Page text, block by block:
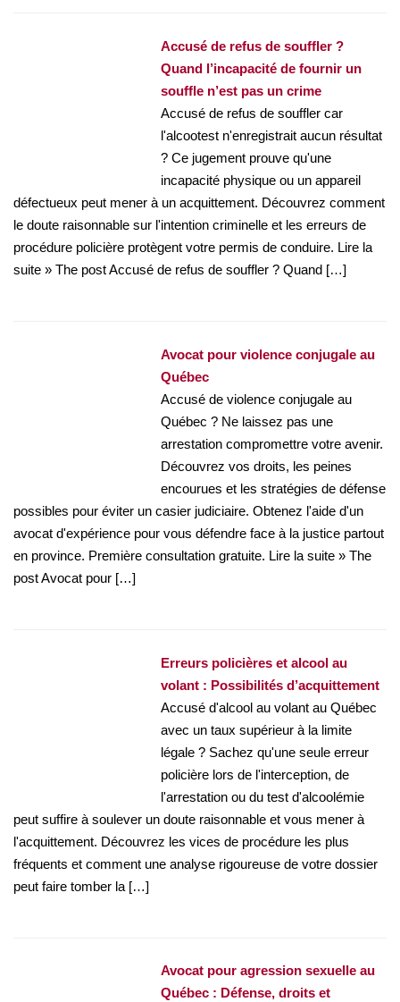
Accusé de refus de souffler ?
Quand l’incapacité de fournir un
souffle n’est pas un crime
Accusé de refus de souffler car
l'alcootest n'enregistrait aucun résultat
? Ce jugement prouve qu'une
incapacité physique ou un appareil
défectueux peut mener à un acquittement. Découvrez comment
le doute raisonnable sur l'intention criminelle et les erreurs de
procédure policière protègent votre permis de conduire. Lire la
suite » The post Accusé de refus de souffler ? Quand […]
Avocat pour violence conjugale au
Québec
Accusé de violence conjugale au
Québec ? Ne laissez pas une
arrestation compromettre votre avenir.
Découvrez vos droits, les peines
encourues et les stratégies de défense
possibles pour éviter un casier judiciaire. Obtenez l'aide d'un
avocat d'expérience pour vous défendre face à la justice partout
en province. Première consultation gratuite. Lire la suite » The
post Avocat pour […]
Erreurs policières et alcool au
volant : Possibilités d’acquittement
Accusé d'alcool au volant au Québec
avec un taux supérieur à la limite
légale ? Sachez qu'une seule erreur
policière lors de l'interception, de
l'arrestation ou du test d'alcoolémie
peut suffire à soulever un doute raisonnable et vous mener à
l'acquittement. Découvrez les vices de procédure les plus
fréquents et comment une analyse rigoureuse de votre dossier
peut faire tomber la […]
Avocat pour agression sexuelle au
Québec : Défense, droits et